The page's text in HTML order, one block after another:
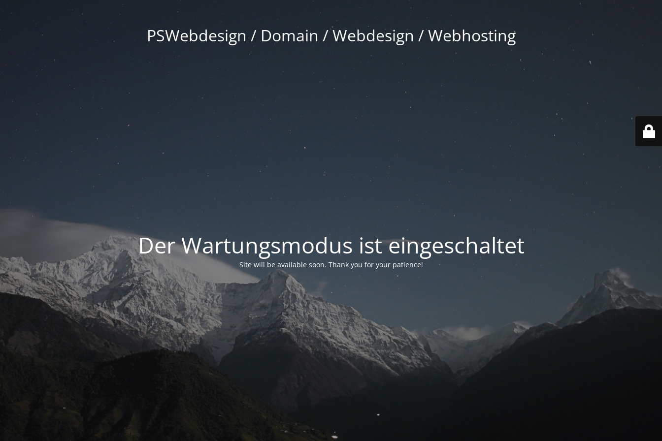
PSWebdesign / Domain / Webdesign / Webhosting
Der Wartungsmodus ist eingeschaltet
Site will be available soon. Thank you for your patience!